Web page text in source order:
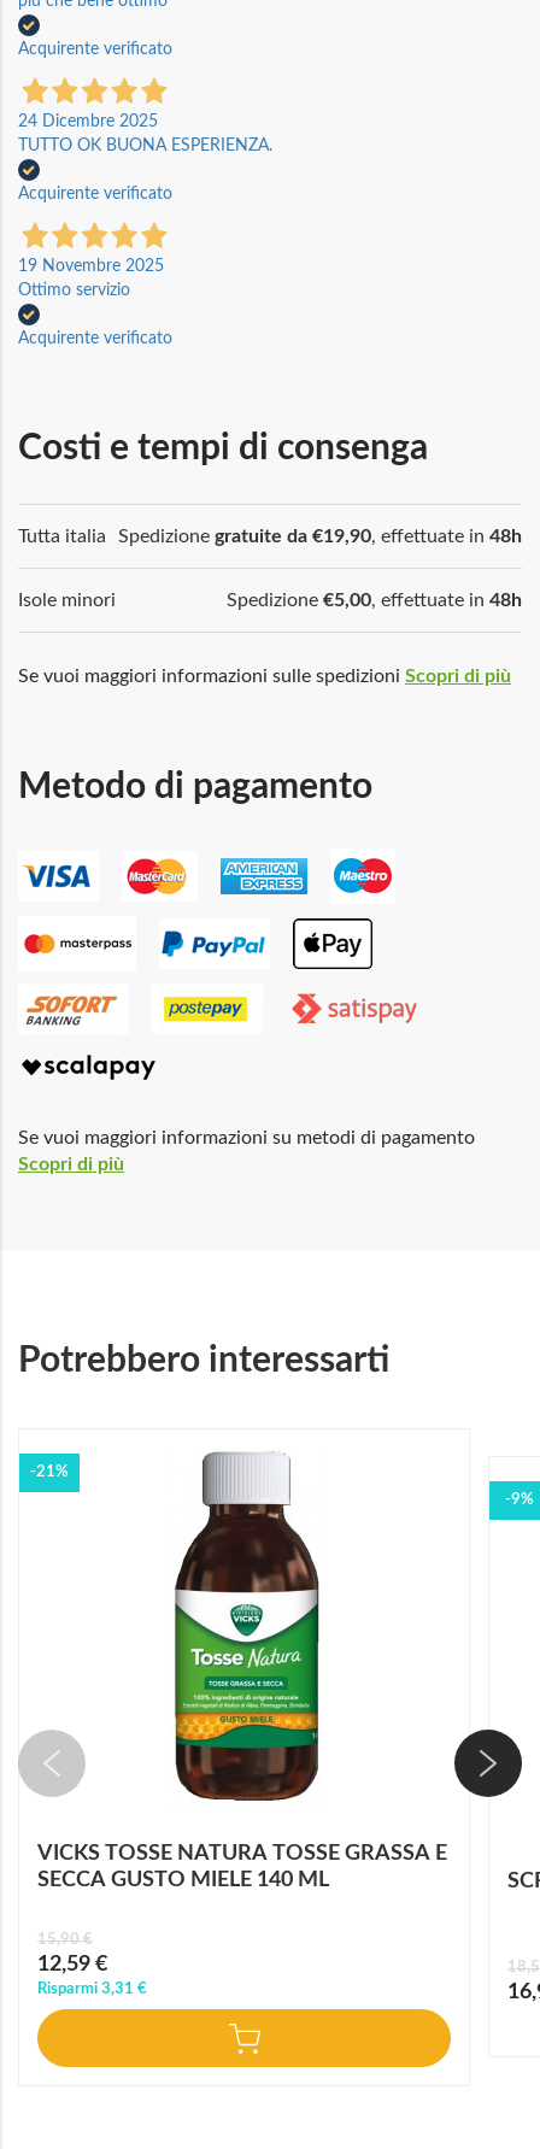
Acquirente verificato
24 Dicembre 2025
TUTTO OK BUONA ESPERIENZA.
Acquirente verificato
19 Novembre 2025
Ottimo servizio
Acquirente verificato
Costi e tempi di consenga
Tutta italia Spedizione gratuite da €19,90, effettuate in 48h
Isole minori Spedizione €5,00, effettuate in 48h
Se vuoi maggiori informazioni sulle spedizioni Scopri di più
Metodo di pagamento
Se vuoi maggiori informazioni su metodi di pagamento
Scopri di più
Potrebbero interessarti
-21%
VICKS TOSSE NATURA TOSSE GRASSA E
SECCA GUSTO MIELE 140 ML
Prezzo
speciale
12,59 €
15,90 €
Risparmi 3,31 €
-9%